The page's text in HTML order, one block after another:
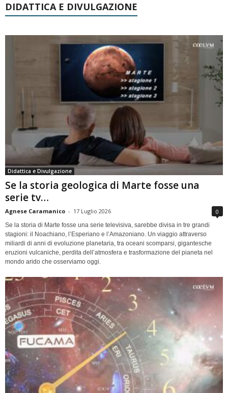
DIDATTICA E DIVULGAZIONE
Didattica e Divulgazione
Se la storia geologica di Marte fosse una
serie tv…
Agnese Caramanico - 17 Luglio 2026 0
Se la storia di Marte fosse una serie televisiva, sarebbe divisa in tre grandi
stagioni: il Noachiano, l’Esperiano e l’Amazoniano. Un viaggio attraverso
miliardi di anni di evoluzione planetaria, tra oceani scomparsi, gigantesche
eruzioni vulcaniche, perdita dell’atmosfera e trasformazione del pianeta nel
mondo arido che osserviamo oggi.